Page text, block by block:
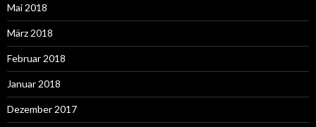
Mai 2018
März 2018
Februar 2018
Januar 2018
Dezember 2017